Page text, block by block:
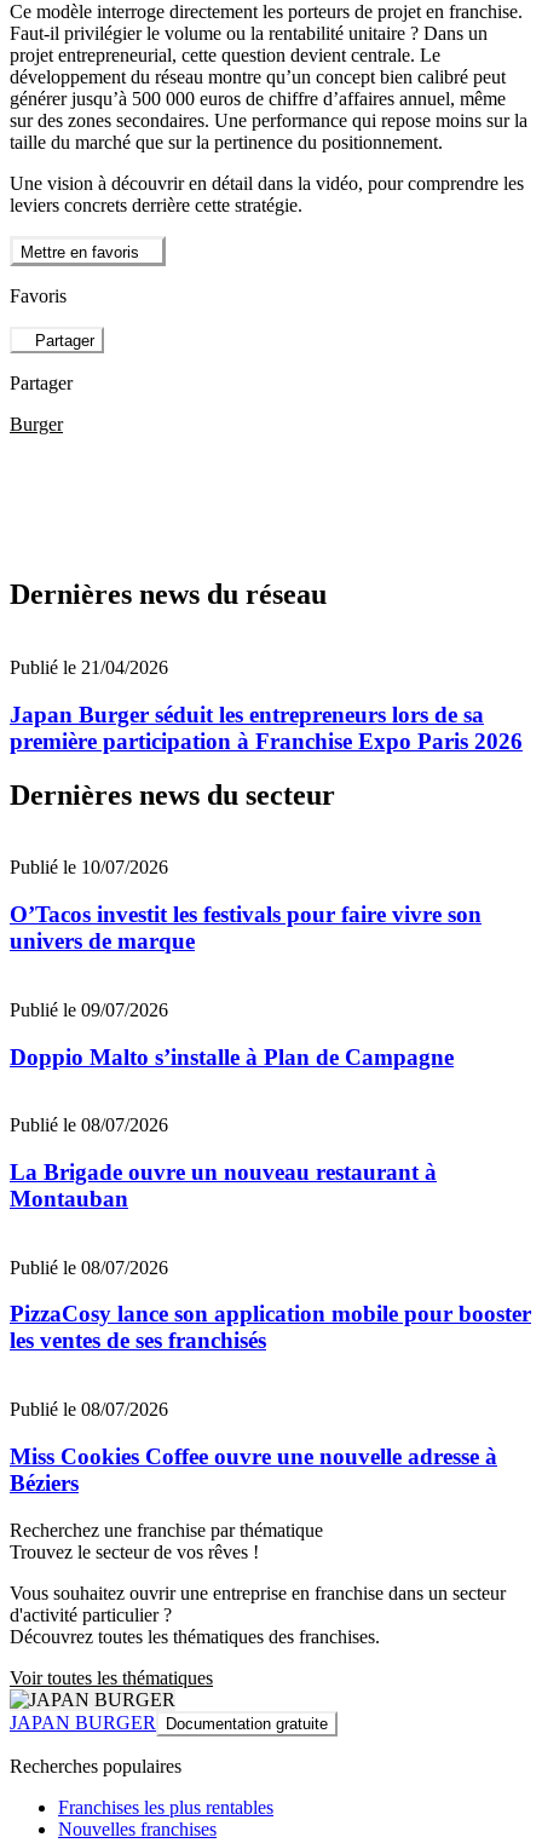
Ce modèle interroge directement les porteurs de projet en franchise.
Faut-il privilégier le volume ou la rentabilité unitaire ? Dans un
projet entrepreneurial, cette question devient centrale. Le
développement du réseau montre qu’un concept bien calibré peut
générer jusqu’à 500 000 euros de chiffre d’affaires annuel, même
sur des zones secondaires. Une performance qui repose moins sur la
taille du marché que sur la pertinence du positionnement.
Une vision à découvrir en détail dans la vidéo, pour comprendre les
leviers concrets derrière cette stratégie.
Mettre en favoris
Favoris
Partager
Partager
Burger
Dernières news du réseau
Publié le 21/04/2026
Japan Burger séduit les entrepreneurs lors de sa
première participation à Franchise Expo Paris 2026
Dernières news du secteur
Publié le 10/07/2026
O’Tacos investit les festivals pour faire vivre son
univers de marque
Publié le 09/07/2026
Doppio Malto s’installe à Plan de Campagne
Publié le 08/07/2026
La Brigade ouvre un nouveau restaurant à
Montauban
Publié le 08/07/2026
PizzaCosy lance son application mobile pour booster
les ventes de ses franchisés
Publié le 08/07/2026
Miss Cookies Coffee ouvre une nouvelle adresse à
Béziers
Recherchez une franchise par thématique
Trouvez le secteur de vos rêves !
Vous souhaitez ouvrir une entreprise en franchise dans un secteur
d'activité particulier ?
Découvrez toutes les thématiques des franchises.
Voir toutes les thématiques
JAPAN BURGER Documentation gratuite
Recherches populaires
Franchises les plus rentables
Nouvelles franchises